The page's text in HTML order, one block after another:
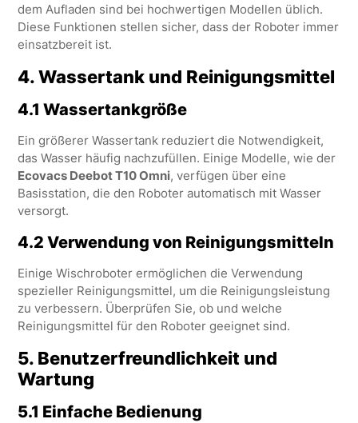
dem Aufladen sind bei hochwertigen Modellen üblich.
Diese Funktionen stellen sicher, dass der Roboter immer
einsatzbereit ist.
4.Wassertank und Reinigungsmittel
4.1 Wassertankgröße
Ein größerer Wassertank reduziert die Notwendigkeit,
das Wasser häufig nachzufüllen. Einige Modelle, wie der
Ecovacs Deebot T10 Omni, verfügen über eine
Basisstation, die den Roboter automatisch mit Wasser
versorgt.
4.2 Verwendung von Reinigungsmitteln
Einige Wischroboter ermöglichen die Verwendung
spezieller Reinigungsmittel, um die Reinigungsleistung
zu verbessern. Überprüfen Sie, ob und welche
Reinigungsmittel für den Roboter geeignet sind.
5. Benutzerfreundlichkeit und
Wartung
5.1 Einfache Bedienung